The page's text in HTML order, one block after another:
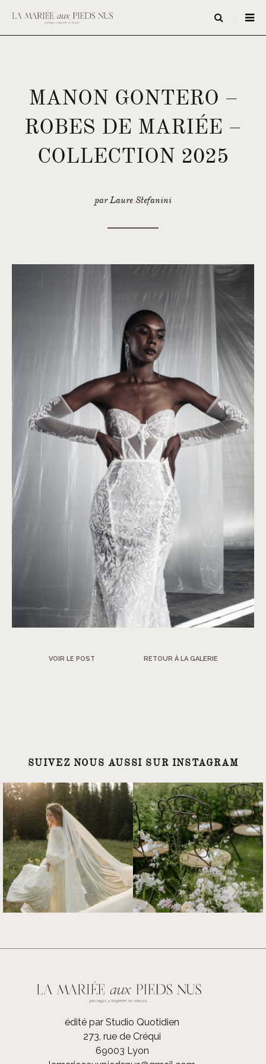
MANON GONTERO –
ROBES DE MARIÉE –
COLLECTION 2025
par Laure Stefanini
VOIR LE POST RETOUR À LA GALERIE
SUIVEZ NOUS AUSSI SUR INSTAGRAM
édité par Studio Quotidien
273, rue de Créqui
69003 Lyon